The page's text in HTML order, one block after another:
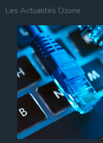
Les Actualités Ozone